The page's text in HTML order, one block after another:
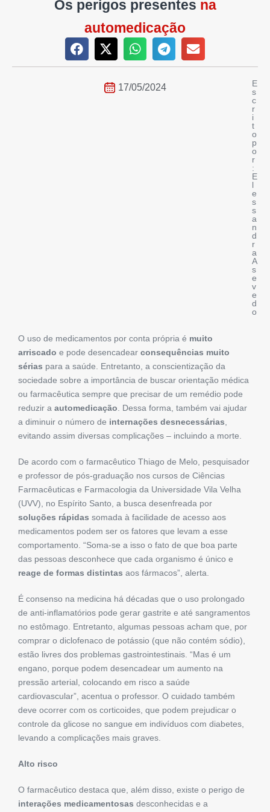
Os perigos presentes na
automedicação
17/05/2024
E
s
c
r
i
t
o
p
o
r
:
E
l
e
s
s
a
n
d
r
a
A
s
e
v
e
d
o
O uso de medicamentos por conta própria é muito
arriscado e pode desencadear consequências muito
sérias para a saúde. Entretanto, a conscientização da
sociedade sobre a importância de buscar orientação médica
ou farmacêutica sempre que precisar de um remédio pode
reduzir a automedicação. Dessa forma, também vai ajudar
a diminuir o número de internações desnecessárias,
evitando assim diversas complicações – incluindo a morte.
De acordo com o farmacêutico Thiago de Melo, pesquisador
e professor de pós-graduação nos cursos de Ciências
Farmacêuticas e Farmacologia da Universidade Vila Velha
(UVV), no Espírito Santo, a busca desenfreada por
soluções rápidas somada à facilidade de acesso aos
medicamentos podem ser os fatores que levam a esse
comportamento. “Soma-se a isso o fato de que boa parte
das pessoas desconhece que cada organismo é único e
reage de formas distintas aos fármacos”, alerta.
É consenso na medicina há décadas que o uso prolongado
de anti-inflamatórios pode gerar gastrite e até sangramentos
no estômago. Entretanto, algumas pessoas acham que, por
comprar o diclofenaco de potássio (que não contém sódio),
estão livres dos problemas gastrointestinais. “Mas é um
engano, porque podem desencadear um aumento na
pressão arterial, colocando em risco a saúde
cardiovascular”, acentua o professor. O cuidado também
deve ocorrer com os corticoides, que podem prejudicar o
controle da glicose no sangue em indivíduos com diabetes,
levando a complicações mais graves.
Alto risco
O farmacêutico destaca que, além disso, existe o perigo de
interações medicamentosas desconhecidas e a